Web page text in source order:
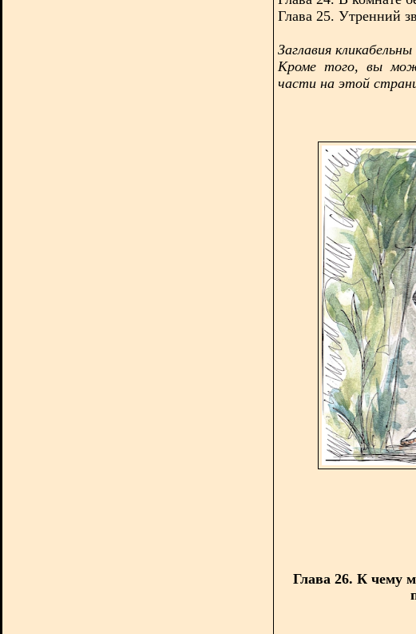
Глава 25. Утренний
Заглавия кликабельны
Кроме того, вы
части на этой
Глава 26. К чему